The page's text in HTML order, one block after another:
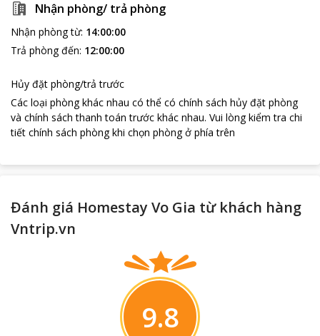
Nhận phòng/ trả phòng
Nhận phòng từ: 14:00:00
Trả phòng đến: 12:00:00
Hủy đặt phòng/trả trước
Các loại phòng khác nhau có thể có chính sách hủy đặt phòng
và chính sách thanh toán trước khác nhau. Vui lòng kiểm tra chi
tiết chính sách phòng khi chọn phòng ở phía trên
Đánh giá Homestay Vo Gia từ khách hàng
Vntrip.vn
9.8